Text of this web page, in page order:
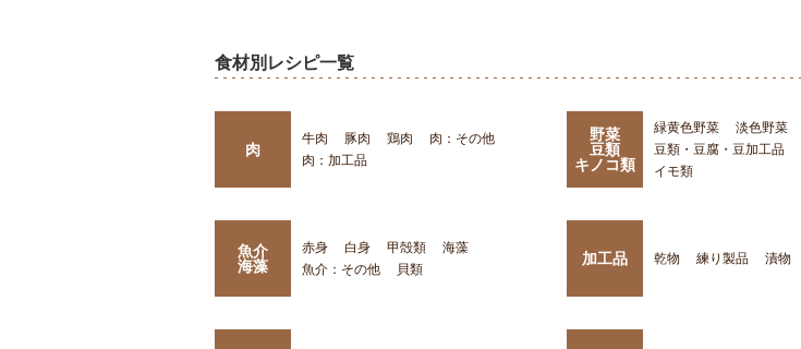
食材別レシピ一覧
肉
牛肉 豚肉 鶏肉
肉：その他
肉：加工品
野菜
豆類
キノコ類
緑黄色野菜
淡色野菜
豆類・豆腐・豆加工品
イモ類
魚介
海藻
赤身 白身 甲殻類
海藻
魚介：その他
貝類
加工品 乾物 練り製品 漬物